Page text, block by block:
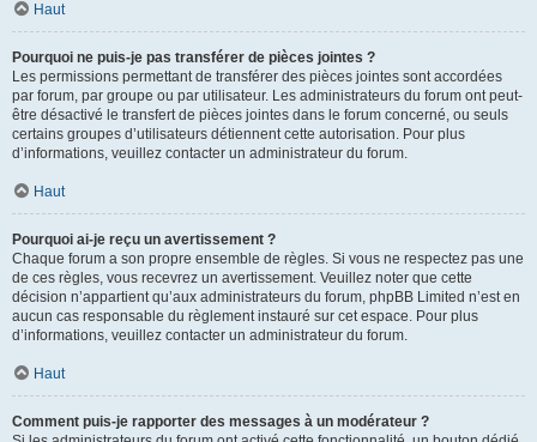
Haut
Pourquoi ne puis-je pas transférer de pièces jointes ?
Les permissions permettant de transférer des pièces jointes sont accordées
par forum, par groupe ou par utilisateur. Les administrateurs du forum ont peut-
être désactivé le transfert de pièces jointes dans le forum concerné, ou seuls
certains groupes d’utilisateurs détiennent cette autorisation. Pour plus
d’informations, veuillez contacter un administrateur du forum.
Haut
Pourquoi ai-je reçu un avertissement ?
Chaque forum a son propre ensemble de règles. Si vous ne respectez pas une
de ces règles, vous recevrez un avertissement. Veuillez noter que cette
décision n’appartient qu’aux administrateurs du forum, phpBB Limited n’est en
aucun cas responsable du règlement instauré sur cet espace. Pour plus
d’informations, veuillez contacter un administrateur du forum.
Haut
Comment puis-je rapporter des messages à un modérateur ?